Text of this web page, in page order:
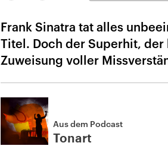
Frank Sinatra tat alles
Titel. Doch der Superhit,
Zuweisung voller
Aus dem Podcast
Tonart